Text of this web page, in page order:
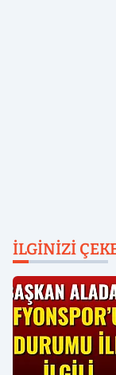
İLGINIZI